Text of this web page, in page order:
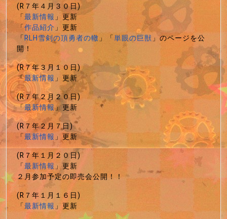
(R７年４月３０日)
「最新情報」更新
「作品紹介」更新
「RLH雪剣の頂勇者の轍」「単眼の巨獣」のページを公
開！
(R７年３月１０日)
「最新情報」更新
(R７年２月２０日)
「最新情報」更新
(R７年２月７日)
「最新情報」更新
(R７年１月２０日)
「最新情報」更新
２月参加予定の即売会公開！！
(R７年１月１６日)
「最新情報」更新